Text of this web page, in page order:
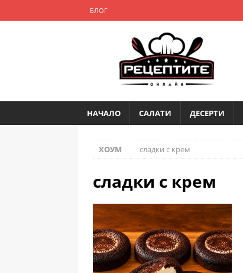
БЛОГ
НАЧАЛО САЛАТИ ДЕСЕРТИ
ХОУМ сладки с крем
сладки с крем